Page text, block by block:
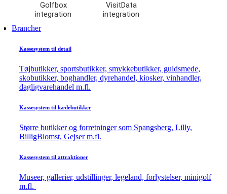
Golfbox
integration
VisitData
integration
Brancher
Kassesystem til detail
Tøjbutikker, sportsbutikker, smykkebutikker, guldsmede,
skobutikker, boghandler, dyrehandel, kiosker, vinhandler,
dagligvarehandel m.fl.
Kassesystem til kædebutikker
Større butikker og forretninger som Spangsberg, Lilly,
BilligBlomst, Gejser m.fl.
Kassesystem til attraktioner
Museer, gallerier, udstillinger, legeland, forlystelser, minigolf
m.fl.